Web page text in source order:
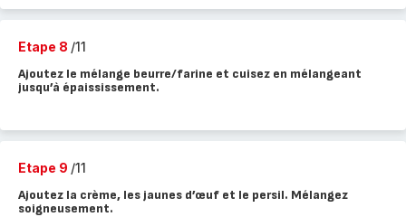
Etape 8 /11
Ajoutez le mélange beurre/farine et cuisez en mélangeant
jusqu’à épaississement.
Etape 9 /11
Ajoutez la crème, les jaunes d’œuf et le persil. Mélangez
soigneusement.